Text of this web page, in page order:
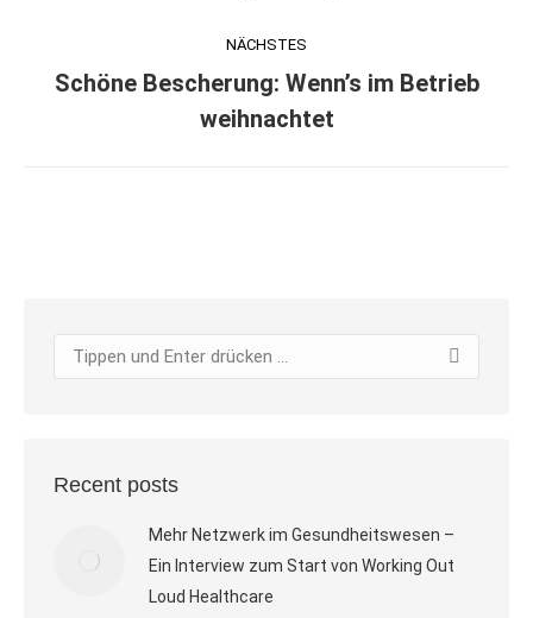
NÄCHSTES
Nächster
Beitrag:
Schöne Bescherung: Wenn’s im Betrieb
weihnachtet
Search:
Recent posts
Mehr Netzwerk im Gesundheitswesen –
Ein Interview zum Start von Working Out
Loud Healthcare